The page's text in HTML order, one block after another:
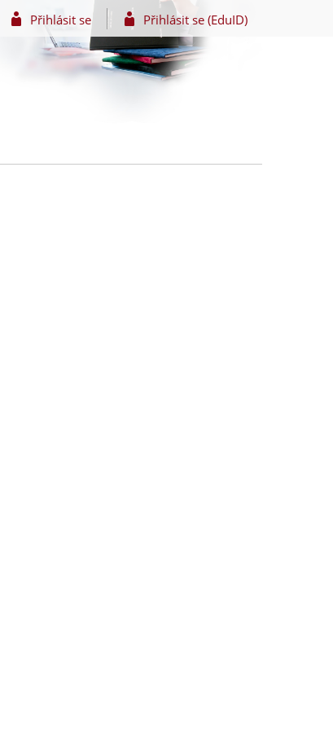
Přihlásit se Přihlásit se (EduID)